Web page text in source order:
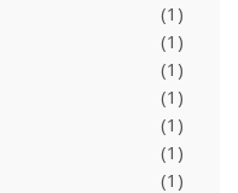
(1)
(1)
(1)
(1)
(1)
(1)
(1)